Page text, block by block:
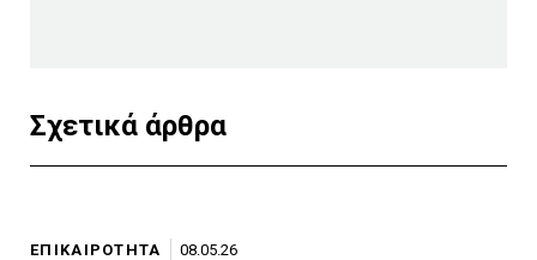
Σχετικά άρθρα
ΕΠΙΚΑΙΡΟΤΗΤΑ 08.05.26